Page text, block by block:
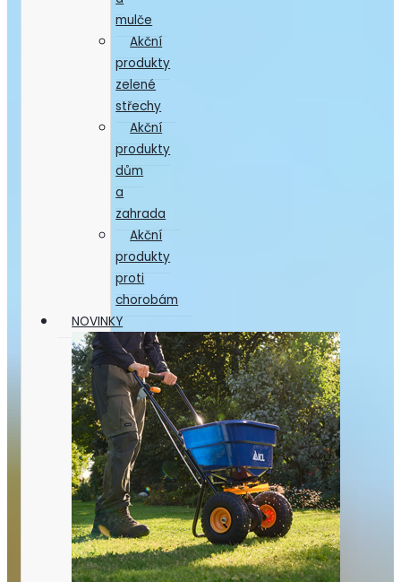
mulče
Akční
produkty
zelené
střechy
Akční
produkty
dům
a
zahrada
Akční
produkty
proti
chorobám
NOVINKY